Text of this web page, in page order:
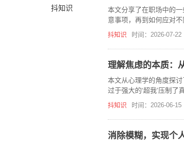
抖知识
本文分享了在职场中的
意事项，再到如何应对
抖知识 时间：2026-07-22
理解焦虑的本质：
本文从心理学的角度探
过于强大的‘超我’压制了
减少不必要的焦虑。
抖知识 时间：2026-06-15
消除模糊，实现个